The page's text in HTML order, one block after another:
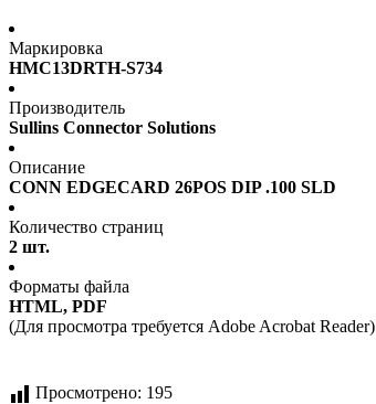
Маркировка
HMC13DRTH-S734
Производитель
Sullins Connector Solutions
Описание
CONN EDGECARD 26POS DIP .100 SLD
Количество страниц
2 шт.
Форматы файла
HTML, PDF
(Для просмотра требуется Adobe Acrobat Reader)
Просмотрено: 195